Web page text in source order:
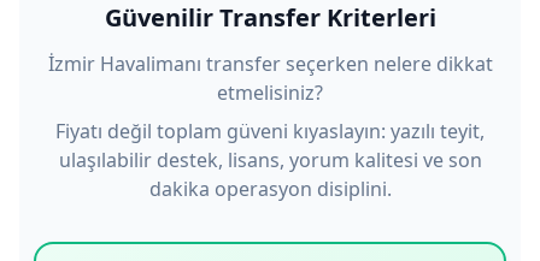
Güvenilir Transfer Kriterleri
İzmir Havalimanı transfer seçerken nelere dikkat
etmelisiniz?
Fiyatı değil toplam güveni kıyaslayın: yazılı teyit,
ulaşılabilir destek, lisans, yorum kalitesi ve son
dakika operasyon disiplini.